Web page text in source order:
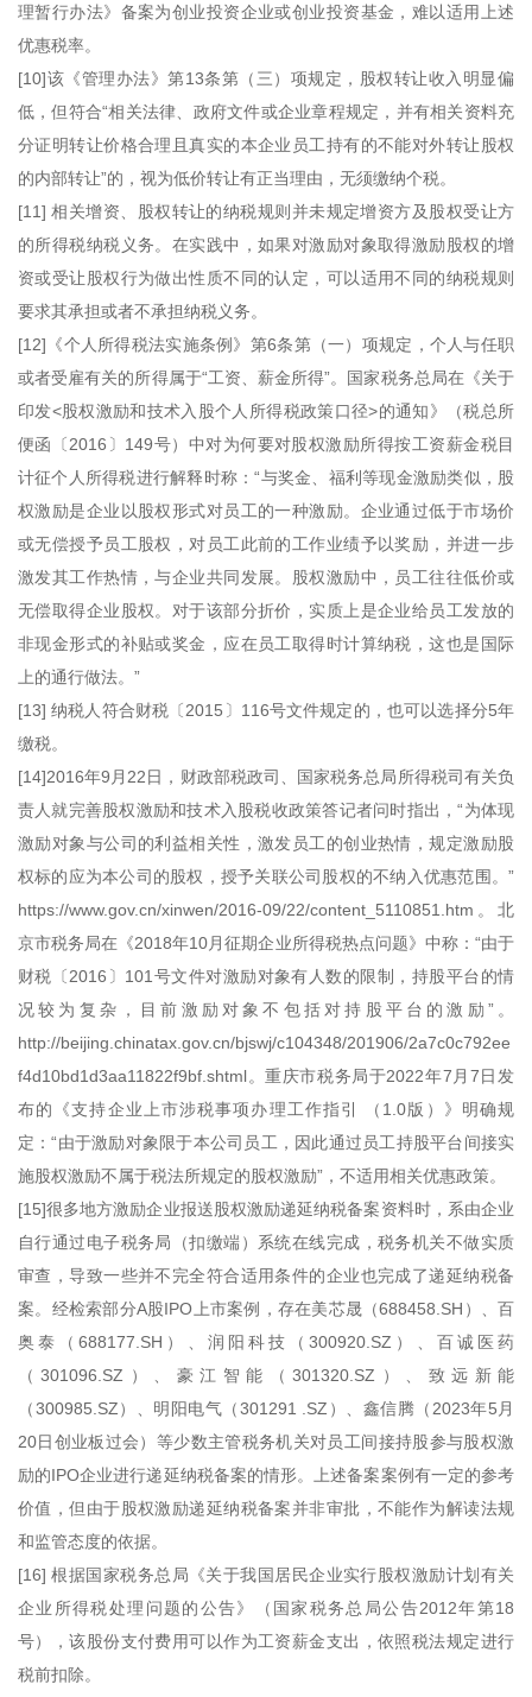
理暂行办法》备案为创业投资企业或创业投资基金，难以适用上述
优惠税率。
[10]该《管理办法》第13条第（三）项规定，股权转让收入明显偏
低，但符合“相关法律、政府文件或企业章程规定，并有相关资料充
分证明转让价格合理且真实的本企业员工持有的不能对外转让股权
的内部转让”的，视为低价转让有正当理由，无须缴纳个税。
[11] 相关增资、股权转让的纳税规则并未规定增资方及股权受让方
的所得税纳税义务。在实践中，如果对激励对象取得激励股权的增
资或受让股权行为做出性质不同的认定，可以适用不同的纳税规则
要求其承担或者不承担纳税义务。
[12]《个人所得税法实施条例》第6条第（一）项规定，个人与任职
或者受雇有关的所得属于“工资、薪金所得”。国家税务总局在《关于
印发<股权激励和技术入股个人所得税政策口径>的通知》（税总所
便函〔2016〕149号）中对为何要对股权激励所得按工资薪金税目
计征个人所得税进行解释时称：“与奖金、福利等现金激励类似，股
权激励是企业以股权形式对员工的一种激励。企业通过低于市场价
或无偿授予员工股权，对员工此前的工作业绩予以奖励，并进一步
激发其工作热情，与企业共同发展。股权激励中，员工往往低价或
无偿取得企业股权。对于该部分折价，实质上是企业给员工发放的
非现金形式的补贴或奖金，应在员工取得时计算纳税，这也是国际
上的通行做法。”
[13] 纳税人符合财税〔2015〕116号文件规定的，也可以选择分5年
缴税。
[14]2016年9月22日，财政部税政司、国家税务总局所得税司有关负
责人就完善股权激励和技术入股税收政策答记者问时指出，“为体现
激励对象与公司的利益相关性，激发员工的创业热情，规定激励股
权标的应为本公司的股权，授予关联公司股权的不纳入优惠范围。”
https://www.gov.cn/xinwen/2016-09/22/content_5110851.htm。北
京市税务局在《2018年10月征期企业所得税热点问题》中称：“由于
财税〔2016〕101号文件对激励对象有人数的限制，持股平台的情
况较为复杂，目前激励对象不包括对持股平台的激励”。
http://beijing.chinatax.gov.cn/bjswj/c104348/201906/2a7c0c792ee
f4d10bd1d3aa11822f9bf.shtml。重庆市税务局于2022年7月7日发
布的《支持企业上市涉税事项办理工作指引 （1.0版）》明确规
定：“由于激励对象限于本公司员工，因此通过员工持股平台间接实
施股权激励不属于税法所规定的股权激励”，不适用相关优惠政策。
[15]很多地方激励企业报送股权激励递延纳税备案资料时，系由企业
自行通过电子税务局（扣缴端）系统在线完成，税务机关不做实质
审查，导致一些并不完全符合适用条件的企业也完成了递延纳税备
案。经检索部分A股IPO上市案例，存在美芯晟（688458.SH）、百
奥泰（688177.SH）、润阳科技（300920.SZ）、百诚医药
（301096.SZ）、豪江智能（301320.SZ）、致远新能
（300985.SZ）、明阳电气（301291 .SZ）、鑫信腾（2023年5月
20日创业板过会）等少数主管税务机关对员工间接持股参与股权激
励的IPO企业进行递延纳税备案的情形。上述备案案例有一定的参考
价值，但由于股权激励递延纳税备案并非审批，不能作为解读法规
和监管态度的依据。
[16] 根据国家税务总局《关于我国居民企业实行股权激励计划有关
企业所得税处理问题的公告》（国家税务总局公告2012年第18
号），该股份支付费用可以作为工资薪金支出，依照税法规定进行
税前扣除。